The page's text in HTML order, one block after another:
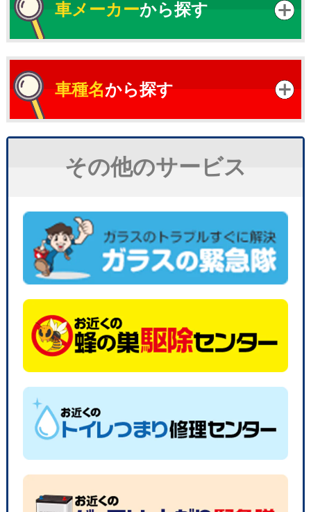
車メーカーから探す
車種名から探す
その他のサービス